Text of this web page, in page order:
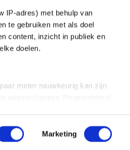
IP-adres) met behulp van
te gebruiken met als doel
content, inzicht in publiek en
doelen.
meter nauwkeurig kan zijn
Marketing
FAQ